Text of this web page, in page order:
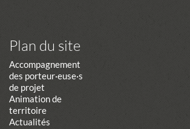
Plan du site
Accompagnement
des porteur·euse·s
de projet
Animation de
territoire
Actualités